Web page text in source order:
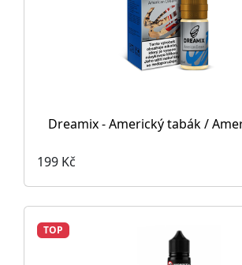
Dreamix - Americký tabák /
199 Kč
TOP